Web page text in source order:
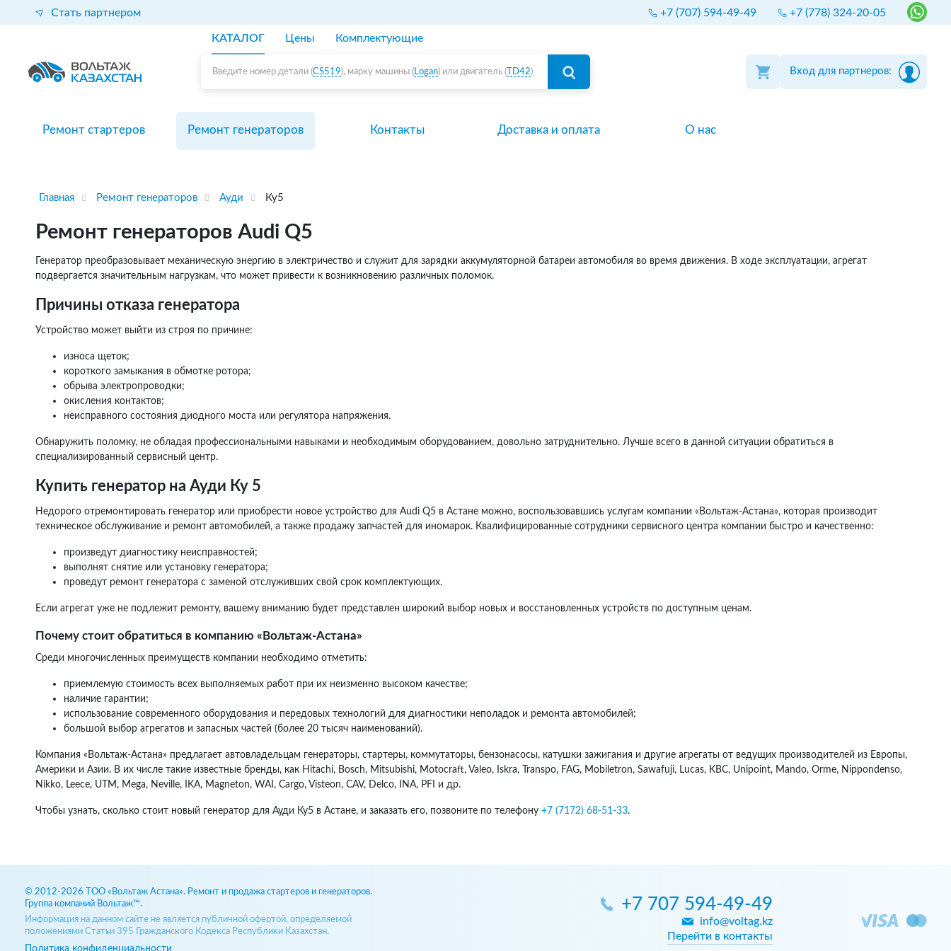
Стать партнером +7 (707) 594-49-49 +7 (778) 324-20-05
КАТАЛОГ Цены Комплектующие
Введите номер детали (CS519), марку машины (Logan) или двигатель ( TD42) Вход для партнеров:
Ремонт стартеров Ремонт генераторов Контакты Доставка и оплата О нас
Главная Ремонт генераторов Ауди Ку5
Ремонт генераторов Audi Q5
Генератор преобразовывает механическую энергию в электричество и служит для зарядки аккумуляторной батареи автомобиля во время движения. В ходе эксплуатации, агрегат
подвергается значительным нагрузкам, что может привести к возникновению различных поломок.
Причины отказа генератора
Устройство может выйти из строя по причине:
износа щеток;
короткого замыкания в обмотке ротора;
обрыва электропроводки;
окисления контактов;
неисправного состояния диодного моста или регулятора напряжения.
Обнаружить поломку, не обладая профессиональными навыками и необходимым оборудованием, довольно затруднительно. Лучше всего в данной ситуации обратиться в
специализированный сервисный центр.
Купить генератор на Ауди Ку 5
Недорого отремонтировать генератор или приобрести новое устройство для Audi Q5 в Астане можно, воспользовавшись услугам компании «Вольтаж-Астана», которая производит
техническое обслуживание и ремонт автомобилей, а также продажу запчастей для иномарок. Квалифицированные сотрудники сервисного центра компании быстро и качественно:
произведут диагностику неисправностей;
выполнят снятие или установку генератора;
проведут ремонт генератора с заменой отслуживших свой срок комплектующих.
Если агрегат уже не подлежит ремонту, вашему вниманию будет представлен широкий выбор новых и восстановленных устройств по доступным ценам.
Почему стоит обратиться в компанию «Вольтаж-Астана»
Среди многочисленных преимуществ компании необходимо отметить:
приемлемую стоимость всех выполняемых работ при их неизменно высоком качестве;
наличие гарантии;
использование современного оборудования и передовых технологий для диагностики неполадок и ремонта автомобилей;
большой выбор агрегатов и запасных частей (более 20 тысяч наименований).
Компания «Вольтаж-Астана» предлагает автовладельцам генераторы, стартеры, коммутаторы, бензонасосы, катушки зажигания и другие агрегаты от ведущих производителей из Европы,
Америки и Азии. В их числе такие известные бренды, как Hitachi, Bosch, Mitsubishi, Motocraft, Valeo, Iskra, Transpo, FAG, Mobiletron, Sawafuji, Lucas, KBC, Unipoint, Mando, Orme, Nippondenso,
Nikko, Leece, UTM, Mega, Neville, IKA, Magneton, WAI, Cargo, Visteon, CAV, Delco, INA, PFI и др.
Чтобы узнать, сколько стоит новый генератор для Ауди Ку5 в Астане, и заказать его, позвоните по телефону +7 (7172) 68-51-33.
© 2012-2026 ТОО «Вольтаж Астана». Ремонт и продажа стартеров и генераторов.
Группа компаний Вольтаж™.
Информация на данном сайте не является публичной офертой, определяемой
положениями Статьи 395 Гражданского Кодекса Республики Казахстан.
Политика конфиденциальности
+7 707 594-49-49
info@voltag.kz
Перейти в контакты